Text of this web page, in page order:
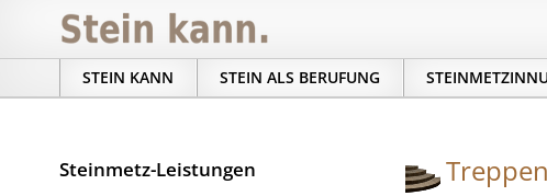
STEIN KANN STEIN ALS BERUFUNG
Steinmetz-Leistungen Treppen